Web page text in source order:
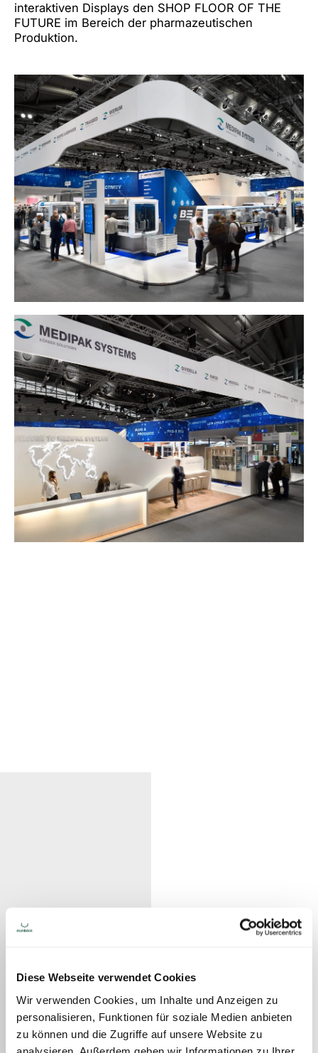
Diese Webseite verwendet Cookies
Wir verwenden Cookies, um Inhalte und Anzeigen zu
personalisieren, Funktionen für soziale Medien anbieten
zu können und die Zugriffe auf unsere Website zu
analysieren. Außerdem geben wir Informationen zu Ihrer
interaktiven Displays den SHOP FLOOR OF THE
FUTURE im Bereich der pharmazeutischen
Produktion.